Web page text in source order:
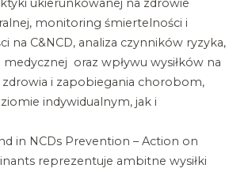
ukierunkowanej na zdrowie
monitoring śmiertelności i
na C&NCD, analiza czynników ryzyka,
oraz wpływu wysiłków na
i zapobiegania chorobom,
indywidualnym, jak i
in NCDs Prevention – Action on
reprezentuje ambitne wysiłki